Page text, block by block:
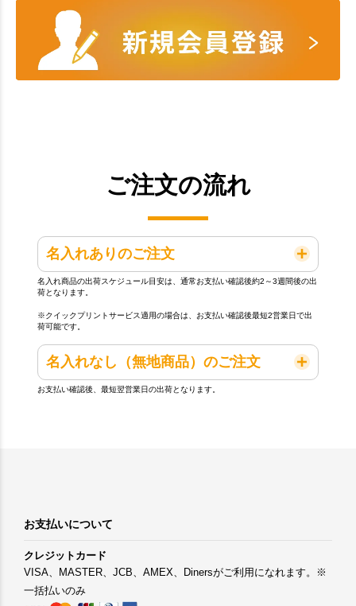
ご注文の流れ
名入れありのご注文
名入れ商品の出荷スケジュール目安は、通常お支払い確認後約2～3週間後の出
荷となります。
※クイックプリントサービス適用の場合は、お支払い確認後最短2営業日で出
荷可能です。
名入れなし（無地商品）のご注文
お支払い確認後、最短翌営業日の出荷となります。
お支払いについて
クレジットカード
VISA、MASTER、JCB、AMEX、Dinersがご利用になれます。※
一括払いのみ